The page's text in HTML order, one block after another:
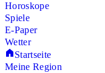
Horoskope
Spiele
E-Paper
Wetter
Startseite
Meine Region